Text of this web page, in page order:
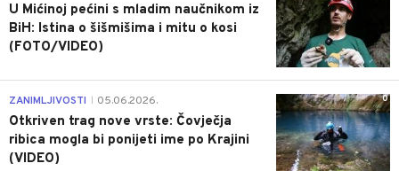
U Mićinoj pećini s mladim naučnikom iz
BiH: Istina o šišmišima i mitu o kosi
(FOTO/VIDEO)
0
ZANIMLJIVOSTI 05.06.2026.
Otkriven trag nove vrste: Čovječja
ribica mogla bi ponijeti ime po Krajini
(VIDEO)